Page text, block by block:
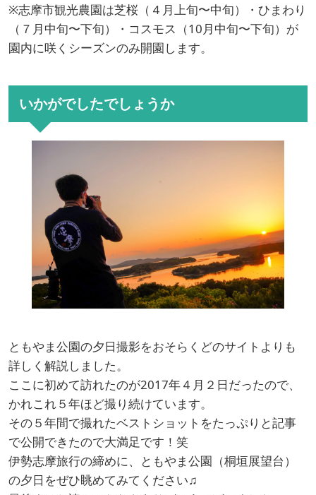
※志摩市観光農園は芝桜（４月上旬〜中旬）・ひまわり
（７月中旬〜下旬）・コスモス（10月中旬〜下旬）が
園内に咲くシーズンのみ開園します。
いかがでしたでしょうか
ともやま公園の夕日撮影をおそらくどのサイトよりも
詳しく解説しました。
ここに初めて訪れたのが2017年４月２日だったので、
かれこれ５年ほど撮り続けています。
その５年間で撮れたベストショットをたっぷりと記事
で公開できたので大満足です！笑
伊勢志摩旅行の締めに、ともやま公園（桐垣展望台）
の夕日をぜひ眺めてみてください♫